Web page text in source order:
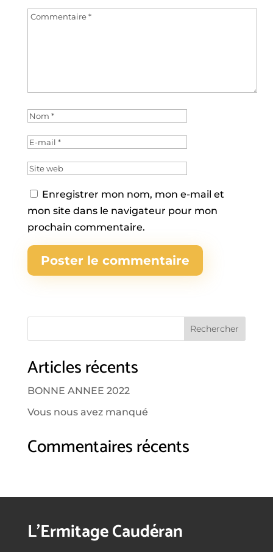
Enregistrer mon nom, mon e-mail et
mon site dans le navigateur pour mon
prochain commentaire.
Articles récents
BONNE ANNEE 2022
Vous nous avez manqué
Commentaires récents
L’Ermitage Caudéran